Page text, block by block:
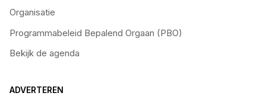
Organisatie
Programmabeleid Bepalend Orgaan (PBO)
Bekijk de agenda
ADVERTEREN